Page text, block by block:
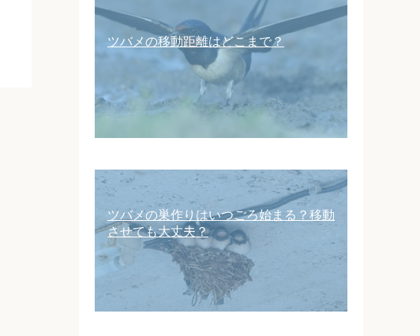
ツバメの移動距離はどこまで？
ツバメの巣作りはいつごろ始まる？移動
させても大丈夫？